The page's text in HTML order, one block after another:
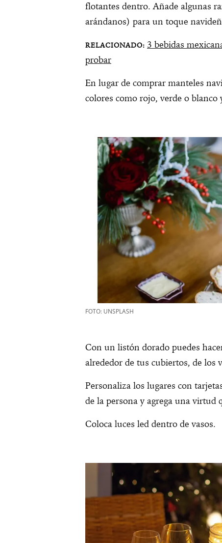
flotantes dentro. Añade algunas
arándanos) para un toque
3 bebidas
probar
En lugar de comprar manteles
colores como rojo, verde o
FOTO: UNSPLASH
Con un listón dorado puedes
alrededor de tus cubiertos, de los
Personaliza los lugares con
de la persona y agrega una virtud
Coloca luces led dentro de vasos.